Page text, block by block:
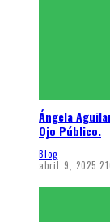
Ángela
Ojo Público.
Blog
abril 9, 2025